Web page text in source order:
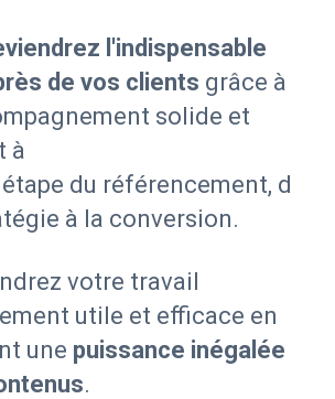
l'indispensable
de vos clients grâce à
solide et
à
du référencement, d
à la conversion.
votre travail
utile et efficace en
une puissance inégalée
.